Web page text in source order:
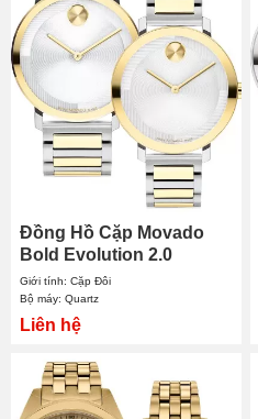
Đồng Hồ Cặp Movado
Bold Evolution 2.0
3601087 - 3601105
Giới tính: Cặp Đôi
Bộ máy: Quartz
Liên hệ